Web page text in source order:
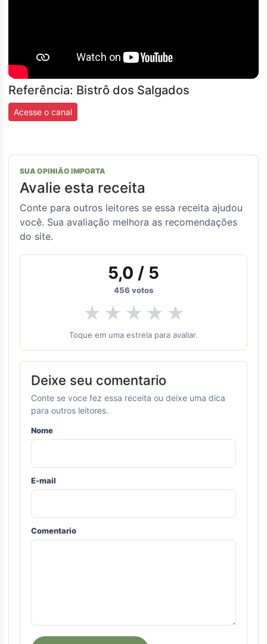
Referência: Bistrô dos Salgados
Acesse o canal
SUA OPINIÃO IMPORTA
Avalie esta receita
Conte para outros leitores se essa receita ajudou
você. Sua avaliação melhora as recomendações
do site.
5,0 / 5
456 votos
★ ★ ★ ★ ★
Toque em uma estrela para avaliar.
Deixe seu comentario
Conte se voce fez essa receita ou deixe uma dica
para outros leitores.
Nome
E-mail
Comentario